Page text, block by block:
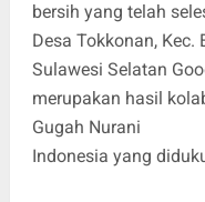
bersih yang telah
Desa Tokkonan, Kec.
Sulawesi Selatan
merupakan hasil
Gugah Nurani
Indonesia yang